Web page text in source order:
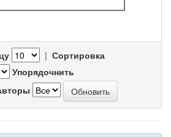
| Сортировка
Упорядочнить